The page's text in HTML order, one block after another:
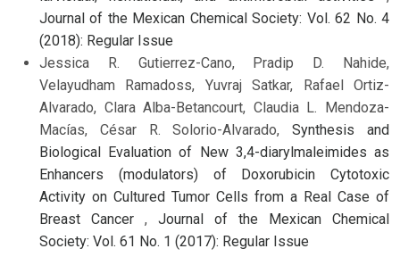
Journal of the Mexican Chemical Society: Vol. 62 No. 4
(2018): Regular Issue
Jessica R. Gutierrez-Cano, Pradip D. Nahide,
Velayudham Ramadoss, Yuvraj Satkar, Rafael Ortiz-
Alvarado, Clara Alba-Betancourt, Claudia L. Mendoza-
Macías, César R. Solorio-Alvarado,Synthesis and
Biological Evaluation of New 3,4-diarylmaleimides as
Enhancers (modulators) of Doxorubicin Cytotoxic
Activity on Cultured Tumor Cells from a Real Case of
Breast Cancer , Journal of the Mexican Chemical
Society: Vol. 61 No. 1 (2017): Regular Issue